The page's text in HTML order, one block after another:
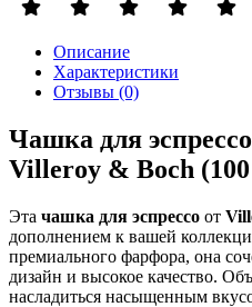
Описание
Характеристики
Отзывы (0)
Чашка для
Villeroy & Boch
Эта чашка для эспрессо от
дополнением к вашей
премиального фарфора, она
дизайн и высокое качество.
насладиться насыщенным